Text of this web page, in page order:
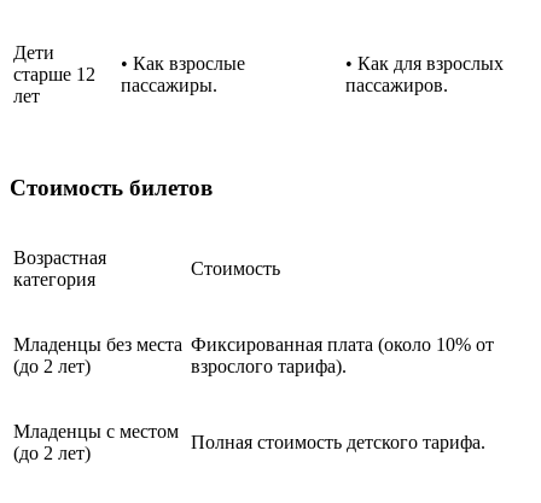
Дети
старше 12
лет
• Как взрослые
пассажиры.
• Как для взрослых
пассажиров.
Стоимость билетов
Возрастная
категория
Стоимость
Младенцы без места
(до 2 лет)
Фиксированная плата (около 10% от
взрослого тарифа).
Младенцы с местом
(до 2 лет)
Полная стоимость детского тарифа.